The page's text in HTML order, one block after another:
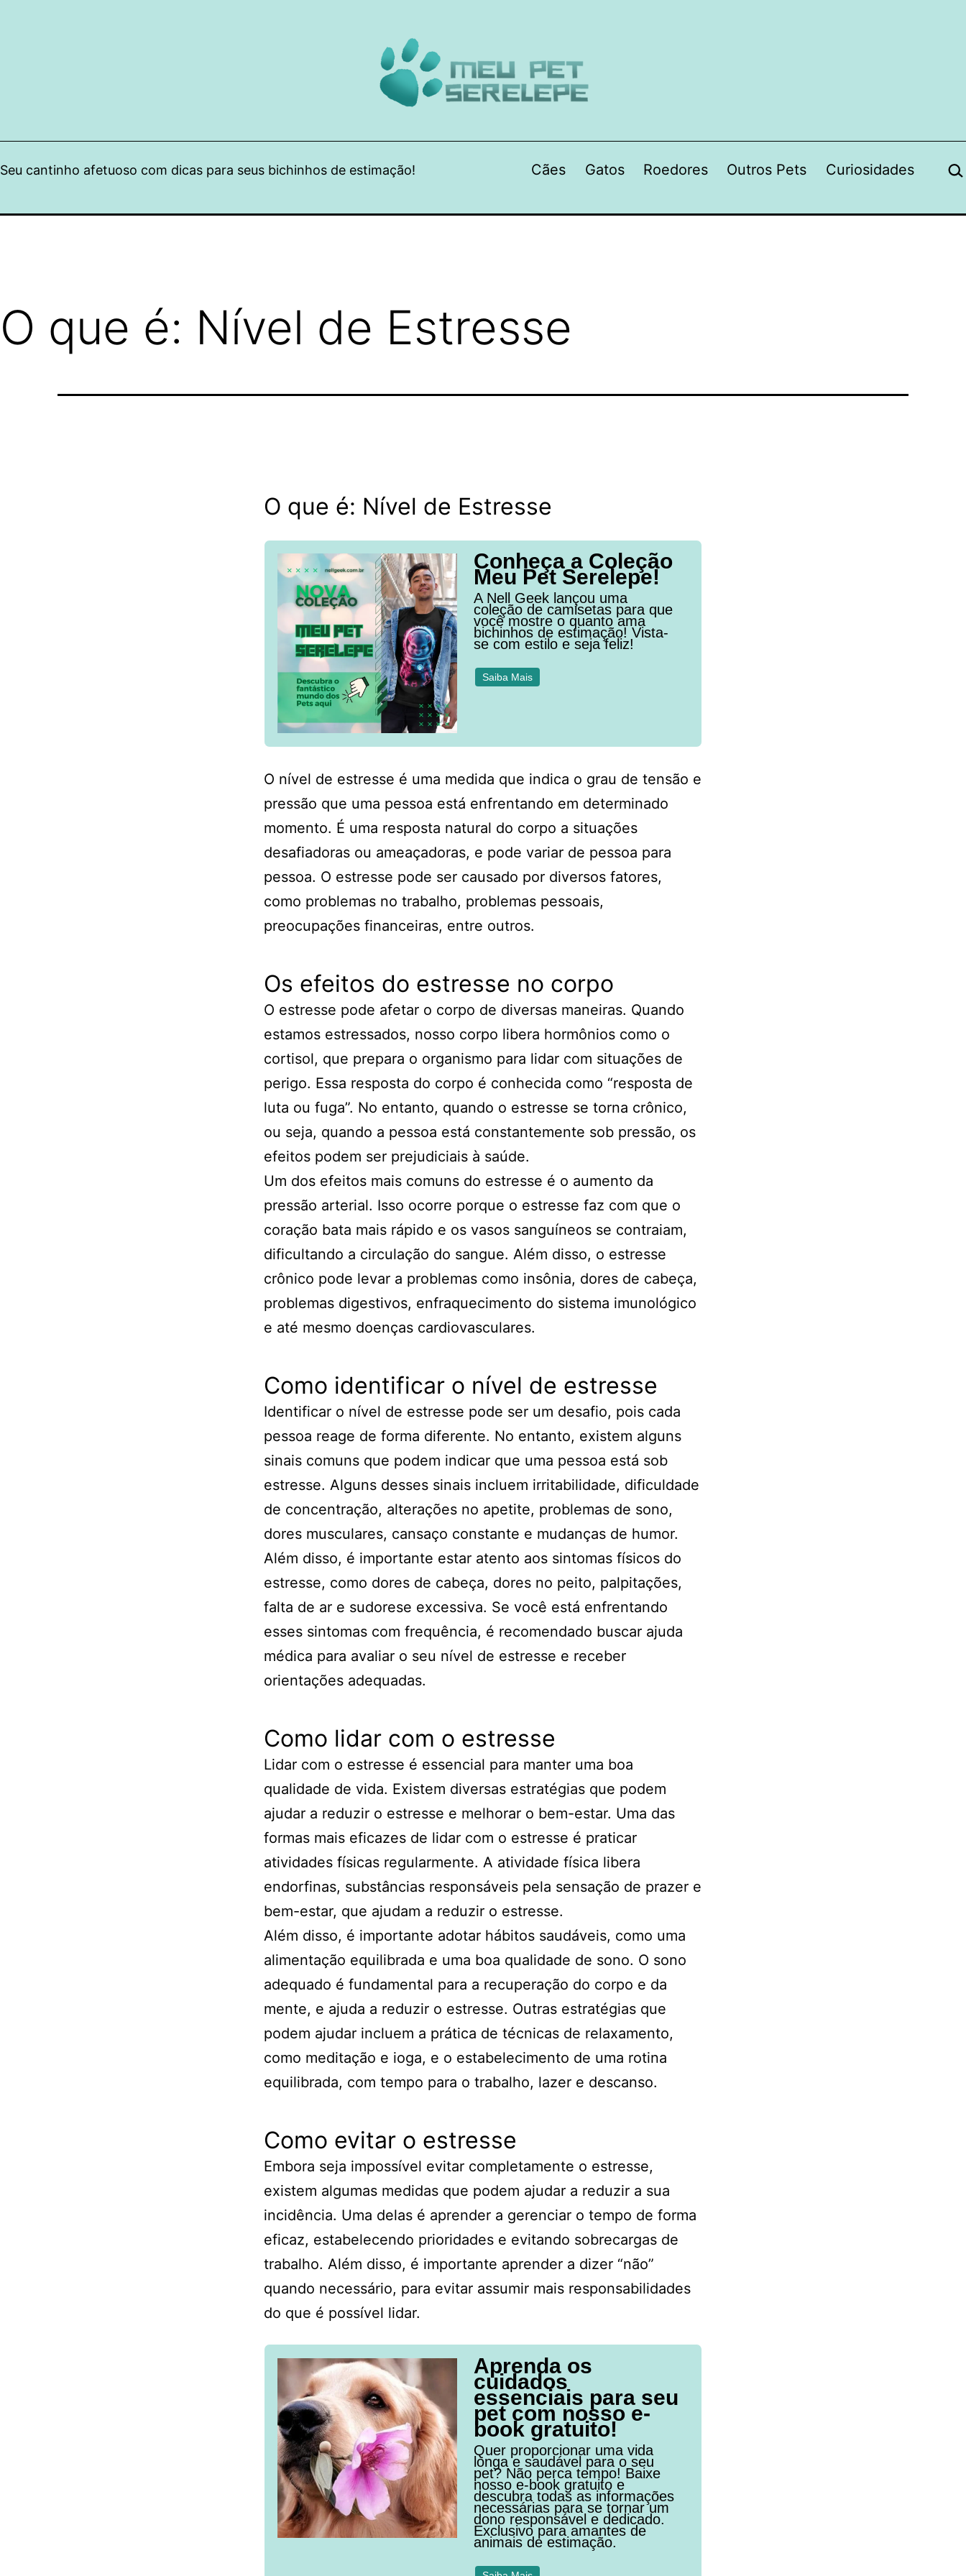
Seu cantinho afetuoso com dicas para seus bichinhos de estimação! Cães Gatos Roedores Outros Pets Curiosidades
O que é: Nível de Estresse
O que é: Nível de Estresse
Conheça a Coleção
Meu Pet Serelepe!
A Nell Geek lançou uma
coleção de camisetas para que
você mostre o quanto ama
bichinhos de estimação! Vista-
se com estilo e seja feliz!
Saiba Mais
O nível de estresse é uma medida que indica o grau de tensão e
pressão que uma pessoa está enfrentando em determinado
momento. É uma resposta natural do corpo a situações
desafiadoras ou ameaçadoras, e pode variar de pessoa para
pessoa. O estresse pode ser causado por diversos fatores,
como problemas no trabalho, problemas pessoais,
preocupações financeiras, entre outros.
Os efeitos do estresse no corpo
O estresse pode afetar o corpo de diversas maneiras. Quando
estamos estressados, nosso corpo libera hormônios como o
cortisol, que prepara o organismo para lidar com situações de
perigo. Essa resposta do corpo é conhecida como “resposta de
luta ou fuga”. No entanto, quando o estresse se torna crônico,
ou seja, quando a pessoa está constantemente sob pressão, os
efeitos podem ser prejudiciais à saúde.
Um dos efeitos mais comuns do estresse é o aumento da
pressão arterial. Isso ocorre porque o estresse faz com que o
coração bata mais rápido e os vasos sanguíneos se contraiam,
dificultando a circulação do sangue. Além disso, o estresse
crônico pode levar a problemas como insônia, dores de cabeça,
problemas digestivos, enfraquecimento do sistema imunológico
e até mesmo doenças cardiovasculares.
Como identificar o nível de estresse
Identificar o nível de estresse pode ser um desafio, pois cada
pessoa reage de forma diferente. No entanto, existem alguns
sinais comuns que podem indicar que uma pessoa está sob
estresse. Alguns desses sinais incluem irritabilidade, dificuldade
de concentração, alterações no apetite, problemas de sono,
dores musculares, cansaço constante e mudanças de humor.
Além disso, é importante estar atento aos sintomas físicos do
estresse, como dores de cabeça, dores no peito, palpitações,
falta de ar e sudorese excessiva. Se você está enfrentando
esses sintomas com frequência, é recomendado buscar ajuda
médica para avaliar o seu nível de estresse e receber
orientações adequadas.
Como lidar com o estresse
Lidar com o estresse é essencial para manter uma boa
qualidade de vida. Existem diversas estratégias que podem
ajudar a reduzir o estresse e melhorar o bem-estar. Uma das
formas mais eficazes de lidar com o estresse é praticar
atividades físicas regularmente. A atividade física libera
endorfinas, substâncias responsáveis pela sensação de prazer e
bem-estar, que ajudam a reduzir o estresse.
Além disso, é importante adotar hábitos saudáveis, como uma
alimentação equilibrada e uma boa qualidade de sono. O sono
adequado é fundamental para a recuperação do corpo e da
mente, e ajuda a reduzir o estresse. Outras estratégias que
podem ajudar incluem a prática de técnicas de relaxamento,
como meditação e ioga, e o estabelecimento de uma rotina
equilibrada, com tempo para o trabalho, lazer e descanso.
Como evitar o estresse
Embora seja impossível evitar completamente o estresse,
existem algumas medidas que podem ajudar a reduzir a sua
incidência. Uma delas é aprender a gerenciar o tempo de forma
eficaz, estabelecendo prioridades e evitando sobrecargas de
trabalho. Além disso, é importante aprender a dizer “não”
quando necessário, para evitar assumir mais responsabilidades
do que é possível lidar.
Aprenda os
cuidados
essenciais para seu
pet com nosso e-
book gratuito!
Quer proporcionar uma vida
longa e saudável para o seu
pet? Não perca tempo! Baixe
nosso e-book gratuito e
descubra todas as informações
necessárias para se tornar um
dono responsável e dedicado.
Exclusivo para amantes de
animais de estimação.